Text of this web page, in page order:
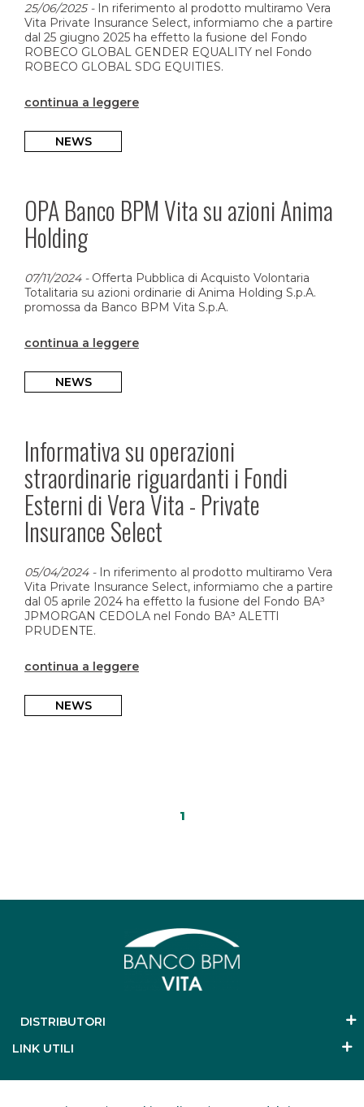
25/06/2025- In riferimento al prodotto multiramo Vera
Vita Private Insurance Select, informiamo che a partire
dal 25 giugno 2025 ha effetto la fusione del Fondo
ROBECO GLOBAL GENDER EQUALITY nel Fondo
ROBECO GLOBAL SDG EQUITIES.
continua a leggere
NEWS
OPA Banco BPM Vita su azioni Anima
Holding
07/11/2024- Offerta Pubblica di Acquisto Volontaria
Totalitaria su azioni ordinarie di Anima Holding S.p.A.
promossa da Banco BPM Vita S.p.A.
continua a leggere
NEWS
Informativa su operazioni
straordinarie riguardanti i Fondi
Esterni di Vera Vita - Private
Insurance Select
05/04/2024- In riferimento al prodotto multiramo Vera
Vita Private Insurance Select, informiamo che a partire
dal 05 aprile 2024 ha effetto la fusione del Fondo BA³
JPMORGAN CEDOLA nel Fondo BA³ ALETTI
PRUDENTE.
continua a leggere
NEWS
1
DISTRIBUTORI
LINK UTILI